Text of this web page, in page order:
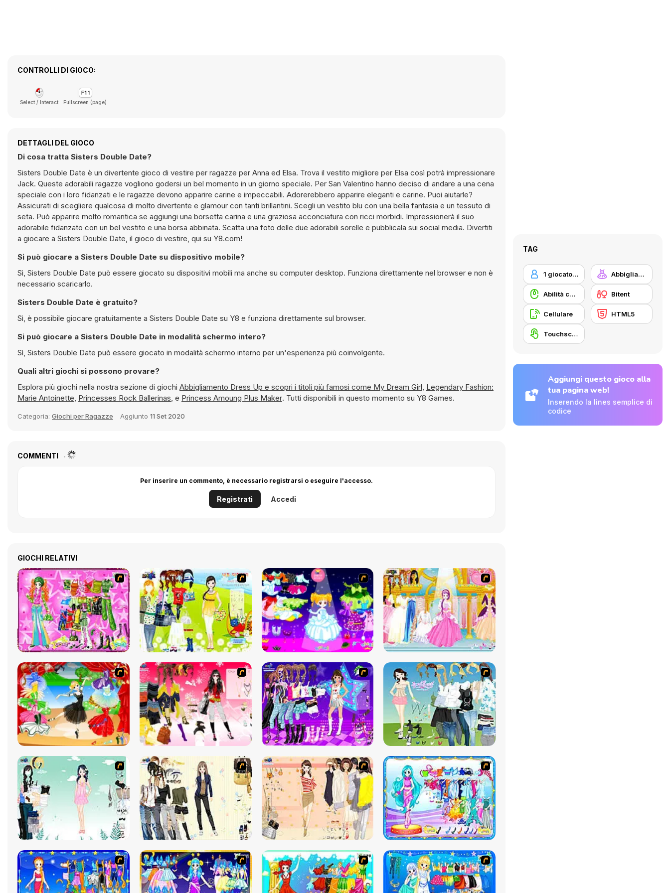
CONTROLLI DI GIOCO:
Select / Interact Fullscreen (page)
DETTAGLI DEL GIOCO
Di cosa tratta Sisters Double Date?
Sisters Double Date è un divertente gioco di vestire per ragazze per Anna ed Elsa. Trova il vestito migliore per Elsa così potrà impressionare
Jack. Queste adorabili ragazze vogliono godersi un bel momento in un giorno speciale. Per San Valentino hanno deciso di andare a una cena
speciale con i loro fidanzati e le ragazze devono apparire carine e impeccabili. Adorerebbero apparire eleganti e carine. Puoi aiutarle?
Assicurati di scegliere qualcosa di molto divertente e glamour con tanti brillantini. Scegli un vestito blu con una bella fantasia e un tessuto di
seta. Può apparire molto romantica se aggiungi una borsetta carina e una graziosa acconciatura con ricci morbidi. Impressionerà il suo
adorabile fidanzato con un bel vestito e una borsa abbinata. Scatta una foto delle due adorabili sorelle e pubblicala sui social media. Divertiti
a giocare a Sisters Double Date, il gioco di vestire, qui su Y8.com!
Si può giocare a Sisters Double Date su dispositivo mobile?
Sì, Sisters Double Date può essere giocato su dispositivi mobili ma anche su computer desktop. Funziona direttamente nel browser e non è
necessario scaricarlo.
Sisters Double Date è gratuito?
Sì, è possibile giocare gratuitamente a Sisters Double Date su Y8 e funziona direttamente sul browser.
Si può giocare a Sisters Double Date in modalità schermo intero?
Sì, Sisters Double Date può essere giocato in modalità schermo interno per un'esperienza più coinvolgente.
Quali altri giochi si possono provare?
Esplora più giochi nella nostra sezione di giochi
Abbigliamento Dress Up e scopri i titoli più famosi come My Dream Girl, Legendary Fashion:
Marie Antoinette, Princesses Rock Ballerinas, e Princess Amoung Plus Maker. Tutti disponibili in questo momento su Y8 Games.
Categoria: Giochi per Ragazze Aggiunto 11 Set 2020
COMMENTI
Per inserire un commento, è necessario registrarsi o eseguire l'accesso.
Registrati Accedi
GIOCHI RELATIVI
TAG
1 giocatore Abbigliamento Dress Up
Abilità con il mouse Bitent
Cellulare HTML5
Touchscreen
Aggiungi questo gioco alla
tua pagina web!
Inserendo la lines semplice di
codice